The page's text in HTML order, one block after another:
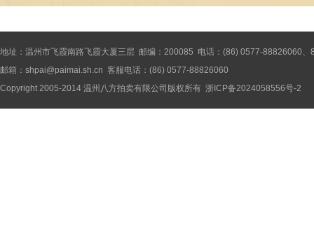
地址：温州市飞霞南路飞霞大厦三层 邮编：200085 电话：(86) 0577-88826060
邮箱：shpai@paimai.sh.cn 客服电话：(86) 0577-88826060
Copyright 2005-2014 温州八方拍卖有限公司 版权所有 浙ICP备2024058556号-2